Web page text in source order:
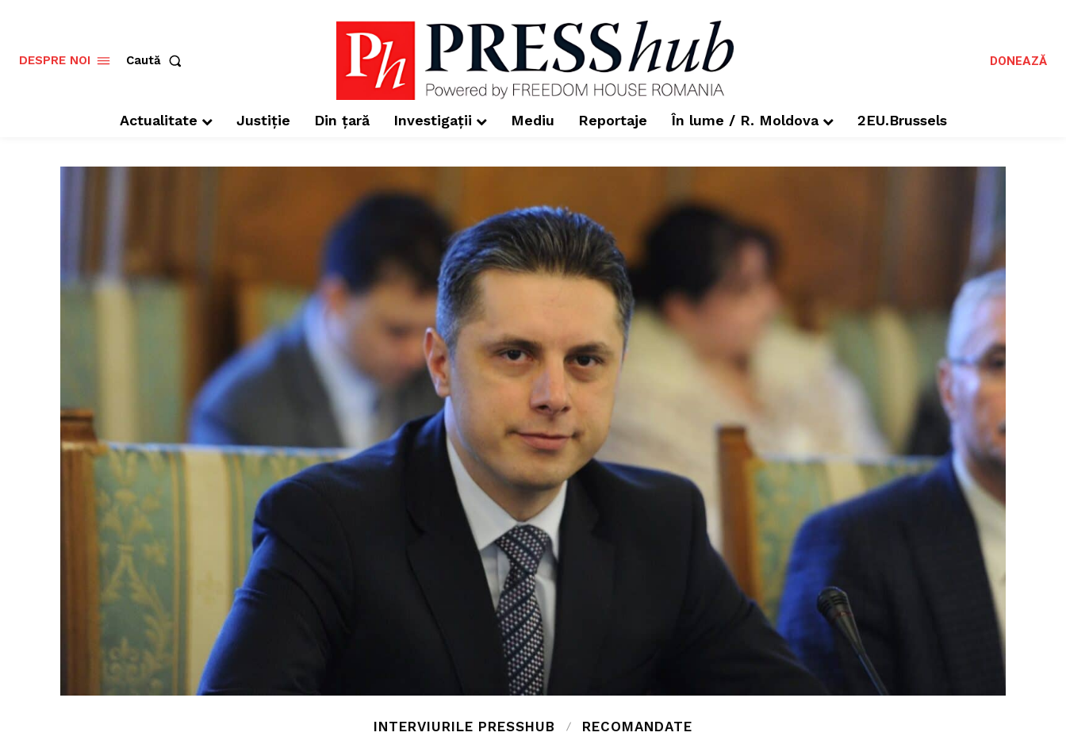
DESPRE NOI Caută DONEAZĂ
Actualitate Justiție Din țară Investigații Mediu Reportaje În lume / R. Moldova 2EU.Brussels
INTERVIURILE PRESSHUB RECOMANDATE